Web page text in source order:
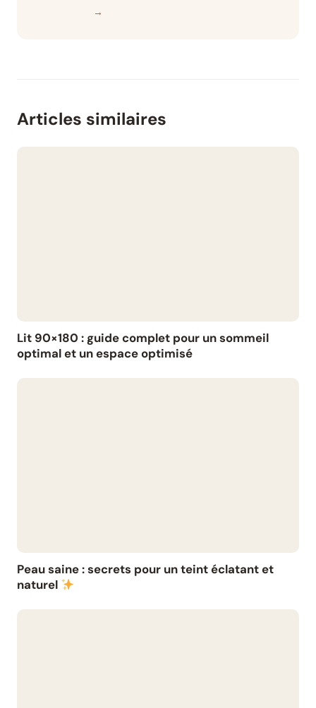
→
Articles similaires
Lit 90×180 : guide complet pour un sommeil
optimal et un espace optimisé
Peau saine : secrets pour un teint éclatant et
naturel